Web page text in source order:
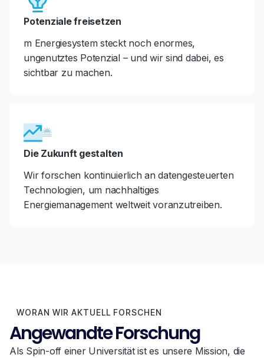
Potenziale freisetzen
m Energiesystem steckt noch enormes,
ungenutztes Potenzial – und wir sind dabei, es
sichtbar zu machen.
Die Zukunft gestalten
Wir forschen kontinuierlich an datengesteuerten
Technologien, um nachhaltiges
Energiemanagement weltweit voranzutreiben.
WORAN WIR AKTUELL FORSCHEN
Angewandte Forschung
Als Spin-off einer Universität ist es unsere Mission, die